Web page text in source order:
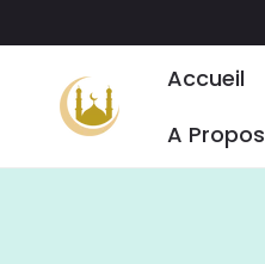
Accueil
A Propos